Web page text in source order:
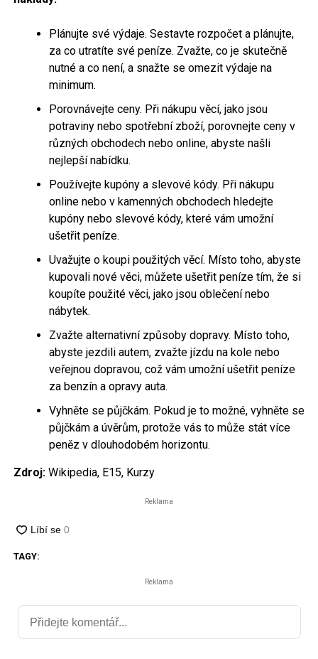
Plánujte své výdaje. Sestavte rozpočet a plánujte,
za co utratíte své peníze. Zvažte, co je skutečně
nutné a co není, a snažte se omezit výdaje na
minimum.
Porovnávejte ceny. Při nákupu věcí, jako jsou
potraviny nebo spotřební zboží, porovnejte ceny v
různých obchodech nebo online, abyste našli
nejlepší nabídku.
Používejte kupóny a slevové kódy. Při nákupu
online nebo v kamenných obchodech hledejte
kupóny nebo slevové kódy, které vám umožní
ušetřit peníze.
Uvažujte o koupi použitých věcí. Místo toho, abyste
kupovali nové věci, můžete ušetřit peníze tím, že si
koupíte použité věci, jako jsou oblečení nebo
nábytek.
Zvažte alternativní způsoby dopravy. Místo toho,
abyste jezdili autem, zvažte jízdu na kole nebo
veřejnou dopravou, což vám umožní ušetřit peníze
za benzín a opravy auta.
Vyhněte se půjčkám. Pokud je to možné, vyhněte se
půjčkám a úvěrům, protože vás to může stát více
peněz v dlouhodobém horizontu.
Zdroj:Wikipedia, E15, Kurzy
Reklama
TAGY:
Reklama